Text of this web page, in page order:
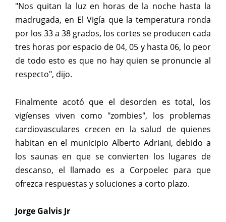
"Nos quitan la luz en horas de la noche hasta la
madrugada, en El Vigía que la temperatura ronda
por los 33 a 38 grados, los cortes se producen cada
tres horas por espacio de 04, 05 y hasta 06, lo peor
de todo esto es que no hay quien se pronuncie al
respecto", dijo.
Finalmente acotó que el desorden es total, los
vigíenses viven como "zombies", los problemas
cardiovasculares crecen en la salud de quienes
habitan en el municipio Alberto Adriani, debido a
los saunas en que se convierten los lugares de
descanso, el llamado es a Corpoelec para que
ofrezca respuestas y soluciones a corto plazo.
Jorge Galvis Jr